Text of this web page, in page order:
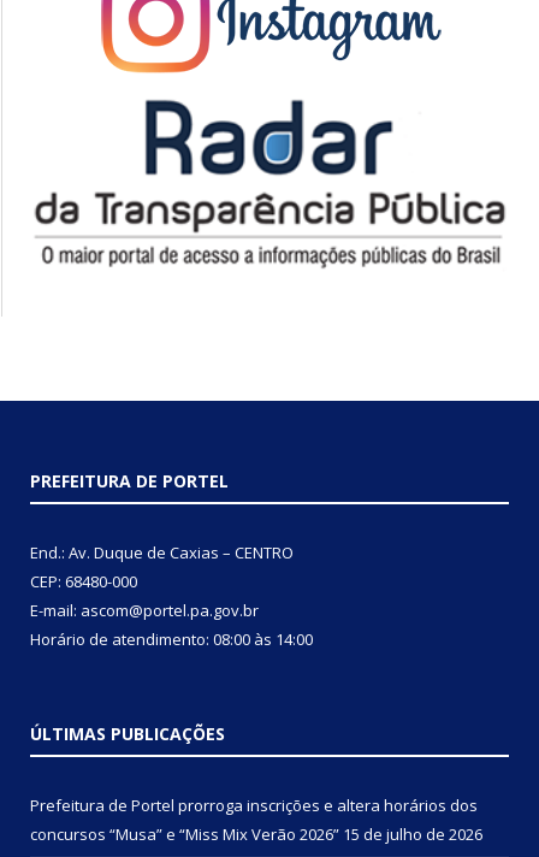
PREFEITURA DE PORTEL
End.: Av. Duque de Caxias – CENTRO
CEP: 68480-000
E-mail: ascom@portel.pa.gov.br
Horário de atendimento: 08:00 às 14:00
ÚLTIMAS PUBLICAÇÕES
Prefeitura de Portel prorroga inscrições e altera horários dos
concursos “Musa” e “Miss Mix Verão 2026” 15 de julho de 2026